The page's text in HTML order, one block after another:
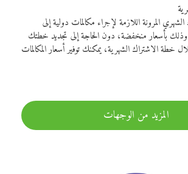
المرونة اللازمة لإجراء مكالمات دولية إلى
وذلك بأسعار منخفضة، دون الحاجة إلى تجديد خطتك
الاشتراك الشهرية، يمكنك توفير أسعار المكالمات
المزيد من الوجهات